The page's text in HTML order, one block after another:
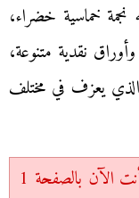
نجمة خماسية خضراء،
نقدية متنوعة،
الذي يعزف في مختلف
اضغط على الصفحة التالية لمتابعة القراءة. أنت الآن بالصفحة 1